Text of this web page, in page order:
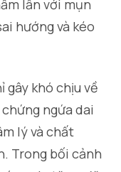
lẫn với mụn
hướng và kéo
khó chịu về
ngứa dai
lý và chất
Trong bối cảnh